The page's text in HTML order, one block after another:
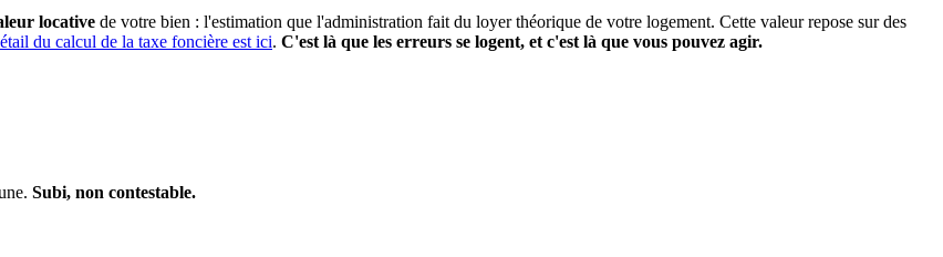
locative de votre bien : l'estimation que l'administration fait du loyer théorique de votre logement. Cette valeur repose sur des
du calcul de la taxe foncière est ici. C'est là que les erreurs se logent, et c'est là que vous pouvez agir.
Subi, non contestable.